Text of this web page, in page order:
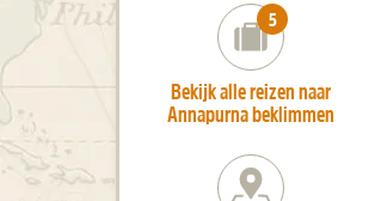
number_of_trips:
5
Bekijk alle reizen naar
Annapurna beklimmen